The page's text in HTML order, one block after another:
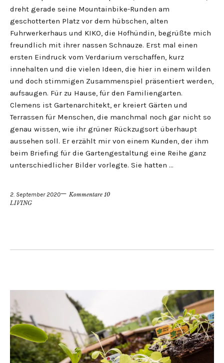
dreht gerade seine Mountainbike-Runden am
geschotterten Platz vor dem hübschen, alten
Fuhrwerkerhaus und KIKO, die Hofhündin, begrüßte mich
freundlich mit ihrer nassen Schnauze. Erst mal einen
ersten Eindruck vom Verdarium verschaffen, kurz
innehalten und die vielen Ideen, die hier in einem wilden
und doch stimmigen Zusammenspiel präsentiert werden,
aufsaugen. Für zu Hause, für den Familiengarten.
Clemens ist Gartenarchitekt, er kreiert Gärten und
Terrassen für Menschen, die manchmal noch gar nicht so
genau wissen, wie ihr grüner Rückzugsort überhaupt
aussehen soll. Er erzählt mir von einem Kunden, der ihm
beim Briefing für die Gartengestaltung eine Reihe ganz
unterschiedlicher Bilder vorlegte. Sie hatten …
2. September 2020
Kommentare 10
LIVING